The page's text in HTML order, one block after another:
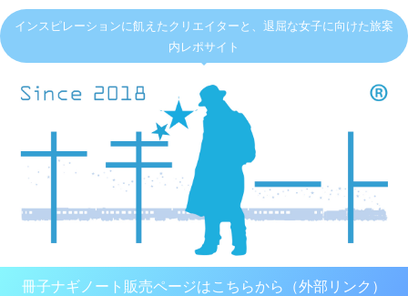
インスピレーションに飢えたクリエイターと、退屈な女子に向けた旅案
内レポサイト
冊子ナギノート販売ページはこちらから（外部リンク）